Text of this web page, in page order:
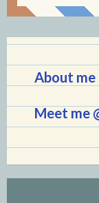
About me
Meet me